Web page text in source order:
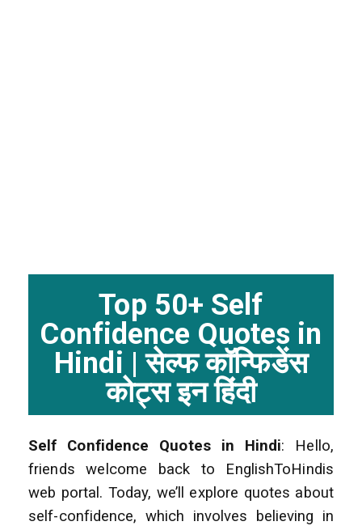
Top 50+ Self
Confidence Quotes in
Hindi | सेल्फ कॉन्फिडेंस
कोट्स इन हिंदी
Self Confidence Quotes in Hindi: Hello,
friends welcome back to EnglishToHindis
web portal. Today, we’ll explore quotes about
self-confidence, which involves believing in